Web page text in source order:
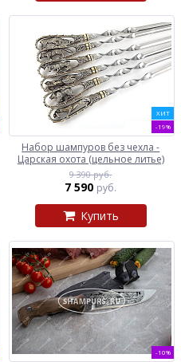
ХИТ
-19%
Набор шампуров без чехла -
Царская охота (цельное литье)
9 390 руб.
7 590 руб.
Купить
-10%